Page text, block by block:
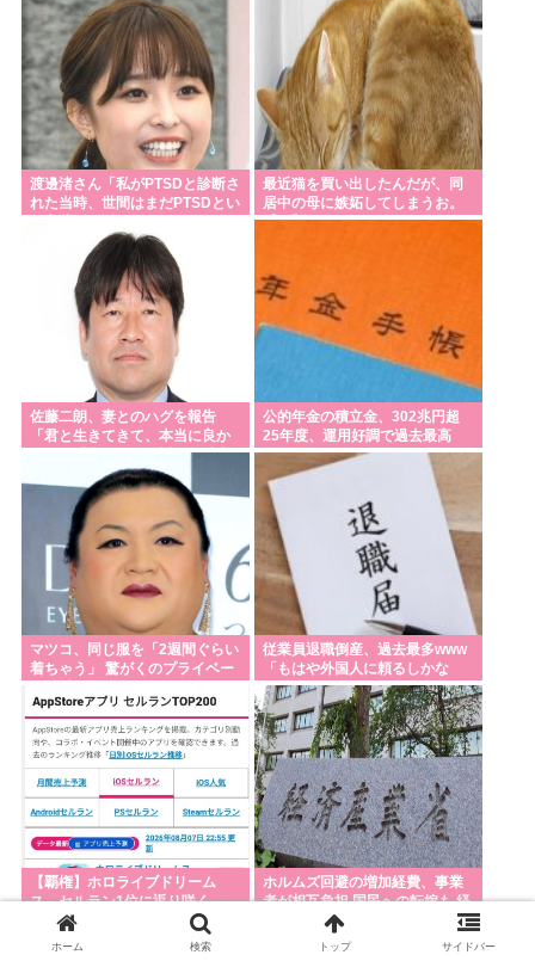
渡邊渚さん「私がPTSDと診断さ
れた当時、世間はまだPTSDとい
最近猫を買い出したんだが、同
居中の母に嫉妬してしまうお。
【再】
佐藤二朗、妻とのハグを報告
「君と生きてきて、本当に良か
った」「文〇砲より遥かに威力
は弱いが、僕のノロケ砲をお見
舞いする」
公的年金の積立金、302兆円超
25年度、運用好調で過去最高
マツコ、同じ服を「2週間ぐらい
着ちゃう」 驚がくのプライベー
従業員退職倒産、過去最多www
「もはや外国人に頼るしかな
い」
【覇権】ホロライブドリーム
ス、セルラン1位に返り咲く
WIWIWIWIWIWIWIWIWIWIWIWI
WIWIWIWIWIWI
ホルムズ回避の増加経費、事業
者が相互負担 国民への転嫁も 経
産省部会が制度案
ホーム 検索 トップ サイドバー